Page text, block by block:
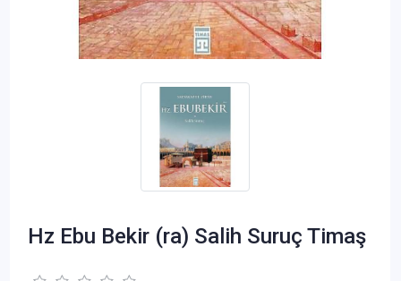
Hz Ebu Bekir (ra) Salih Suruç Timaş